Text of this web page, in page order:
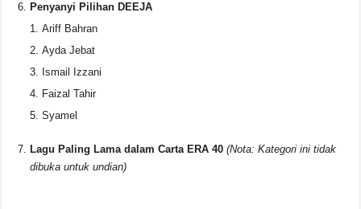
Penyanyi Pilihan DEEJA
Ariff Bahran
Ayda Jebat
Ismail Izzani
Faizal Tahir
Syamel
Lagu Paling Lama dalam Carta ERA 40(Nota: Kategori ini tidak
dibuka untuk undian)